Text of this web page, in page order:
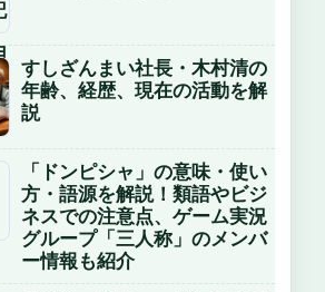
すしざんまい社長・木村清の
年齢、経歴、現在の活動を解
説
「ドンピシャ」の意味・使い
方・語源を解説！類語やビジ
ネスでの注意点、ゲーム実況
グループ「三人称」のメンバ
ー情報も紹介